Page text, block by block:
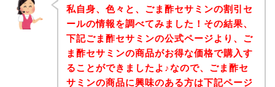
私自身、色々と、ごま酢セサミンの割引セ
ールの情報を調べてみました！その結果、
下記ごま酢セサミンの公式ページより、ご
ま酢セサミンの商品がお得な価格で購入す
ることができましたよ♪なので、ごま酢セ
サミンの商品に興味のある方は下記ページ